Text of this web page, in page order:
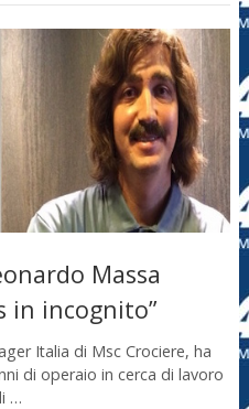
Massa
in incognito”
Italia di Msc Crociere, ha
di operaio in cerca di lavoro
…